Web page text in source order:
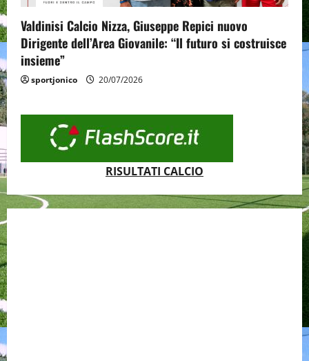
Valdinisi Calcio Nizza, Giuseppe Repici nuovo
Dirigente dell’Area Giovanile: “Il futuro si costruisce
insieme”
sportjonico 20/07/2026
RISULTATI CALCIO